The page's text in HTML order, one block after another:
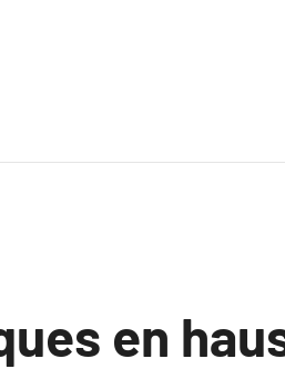
en